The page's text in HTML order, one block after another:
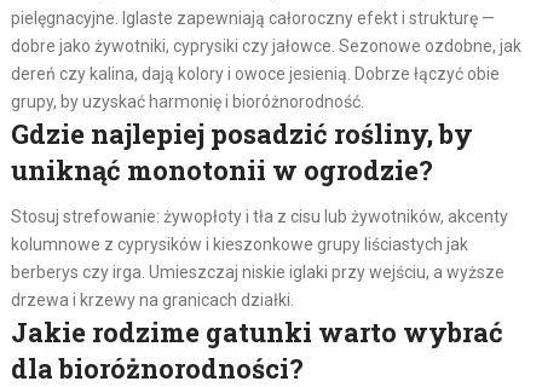
pielęgnacyjne. Iglaste zapewniają całoroczny efekt i strukturę —
dobre jako żywotniki, cyprysiki czy jałowce. Sezonowe ozdobne, jak
dereń czy kalina, dają kolory i owoce jesienią. Dobrze łączyć obie
grupy, by uzyskać harmonię i bioróżnorodność.
Gdzie najlepiej posadzić rośliny, by
uniknąć monotonii w ogrodzie?
Stosuj strefowanie: żywopłoty i tła z cisu lub żywotników, akcenty
kolumnowe z cyprysików i kieszonkowe grupy liściastych jak
berberys czy irga. Umieszczaj niskie iglaki przy wejściu, a wyższe
drzewa i krzewy na granicach działki.
Jakie rodzime gatunki warto wybrać
dla bioróżnorodności?